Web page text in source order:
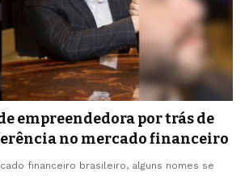
empreendedora por trás de
no mercado financeiro
financeiro brasileiro, alguns nomes se